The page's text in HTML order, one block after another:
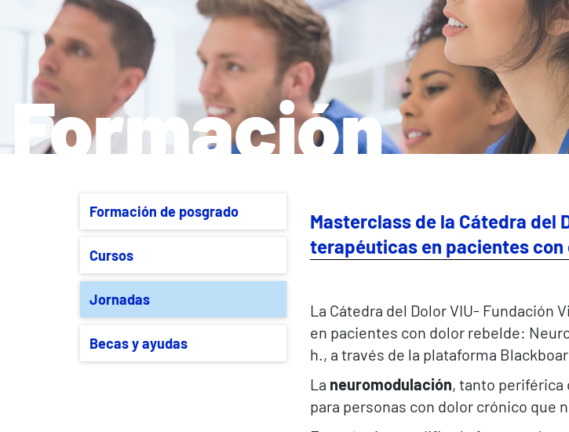
Formación
Formación de posgrado
Cursos
Jornadas
Becas y ayudas
Masterclass de la Cátedra del
terapéuticas en pacientes con
La Cátedra del Dolor VIU- Fundación
en pacientes con dolor rebelde:
h., a través de la plataforma
La neuromodulación, tanto periférica
para personas con dolor crónico que